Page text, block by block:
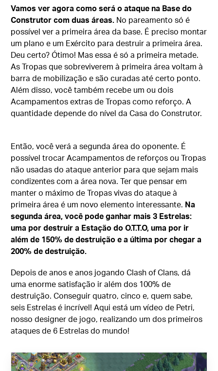
Vamos ver agora como será o ataque na Base do
Construtor com duas áreas. No pareamento só é
possível ver a primeira área da base. É preciso montar
um plano e um Exército para destruir a primeira área.
Deu certo? Ótimo! Mas essa é só a primeira metade.
As Tropas que sobreviverem à primeira área voltam à
barra de mobilização e são curadas até certo ponto.
Além disso, você também recebe um ou dois
Acampamentos extras de Tropas como reforço. A
quantidade depende do nível da Casa do Construtor.
Então, você verá a segunda área do oponente. É
possível trocar Acampamentos de reforços ou Tropas
não usadas do ataque anterior para que sejam mais
condizentes com a área nova. Ter que pensar em
manter o máximo de Tropas vivas do ataque à
primeira área é um novo elemento interessante. Na
segunda área, você pode ganhar mais 3 Estrelas:
uma por destruir a Estação do O.T.T.O, uma por ir
além de 150% de destruição e a última por chegar a
200% de destruição.
Depois de anos e anos jogando Clash of Clans, dá
uma enorme satisfação ir além dos 100% de
destruição. Conseguir quatro, cinco e, quem sabe,
seis Estrelas é incrível! Aqui está um vídeo de Petri,
nosso designer de jogo, realizando um dos primeiros
ataques de 6 Estrelas do mundo!